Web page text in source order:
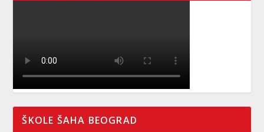
ŠKOLE ŠAHA BEOGRAD